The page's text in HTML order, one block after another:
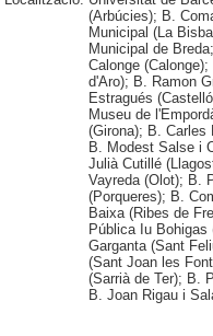
(Arbúcies); B.
Municipal (La
Municipal de
Calonge
d'Aro); B. Ramon
Estragués
Museu de
(Girona); B. Carles
B. Modest Salse i
Julià Cutillé
Vayreda (Olot); B.
(Porqueres); B.
Baixa (Ribes de
Pública Iu
Garganta (Sant
(Sant Joan les
(Sarrià de Ter); B.
B. Joan Rigau i